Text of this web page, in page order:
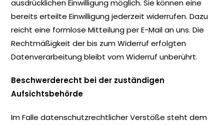
ausdrücklichen Einwilligung möglich. Sie können eine
bereits erteilte Einwilligung jederzeit widerrufen. Dazu
reicht eine formlose Mitteilung per E-Mail an uns. Die
Rechtmäßigkeit der bis zum Widerruf erfolgten
Datenverarbeitung bleibt vom Widerruf unberührt.
Beschwerderecht bei der zuständigen
Aufsichtsbehörde
Im Falle datenschutzrechtlicher Verstöße steht dem